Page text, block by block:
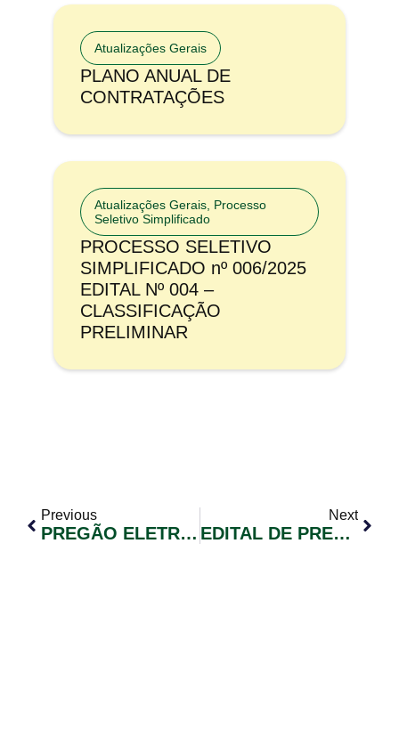
Atualizações Gerais
PLANO ANUAL DE
CONTRATAÇÕES
Atualizações Gerais Processo
Seletivo Simplificado
PROCESSO SELETIVO
SIMPLIFICADO nº 006/2025
EDITAL Nº 004 –
CLASSIFICAÇÃO
PRELIMINAR
Previous
PREGÃO ELETRÔNICO 008/2019 COTA 25%
Next
EDITAL DE PREGÃO ELETRÔNICO Nº 009/2019 COM RESERVA DE COTA DE 25%